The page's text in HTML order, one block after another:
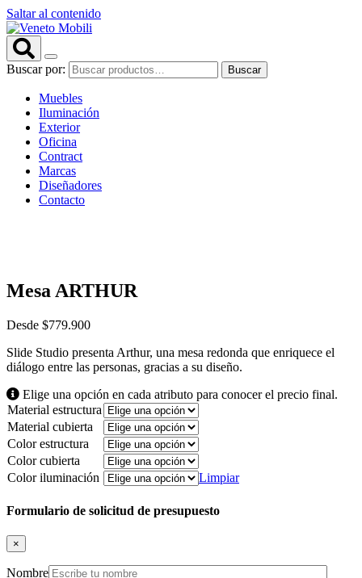
Saltar al contenido
Buscar por: Buscar
Muebles
Iluminación
Exterior
Oficina
Contract
Marcas
Diseñadores
Contacto
Mesa ARTHUR
Desde $779.900
Slide Studio presenta Arthur, una mesa redonda que enriquece el
diálogo entre las personas, gracias a su diseño.
Elige una opción en cada atributo para conocer el precio final.
Material estructura
Material cubierta
Color estructura
Color cubierta
Color iluminación
Limpiar
Formulario de solicitud de presupuesto
×
Nombre